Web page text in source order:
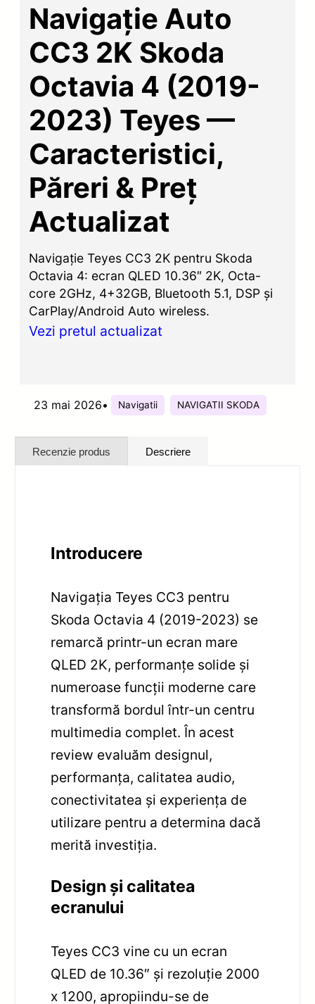
Navigație Auto
CC3 2K Skoda
Octavia 4 (2019-
2023) Teyes —
Caracteristici,
Păreri & Preț
Actualizat
Navigație Teyes CC3 2K pentru Skoda
Octavia 4: ecran QLED 10.36″ 2K, Octa-
core 2GHz, 4+32GB, Bluetooth 5.1, DSP și
CarPlay/Android Auto wireless.
Vezi pretul actualizat
23 mai 2026• Navigatii NAVIGATII SKODA
Recenzie produs Descriere
Introducere
Navigația Teyes CC3 pentru
Skoda Octavia 4 (2019-2023) se
remarcă printr-un ecran mare
QLED 2K, performanțe solide și
numeroase funcții moderne care
transformă bordul într-un centru
multimedia complet. În acest
review evaluăm designul,
performanța, calitatea audio,
conectivitatea și experiența de
utilizare pentru a determina dacă
merită investiția.
Design și calitatea
ecranului
Teyes CC3 vine cu un ecran
QLED de 10.36″ și rezoluție 2000
x 1200, apropiindu-se de